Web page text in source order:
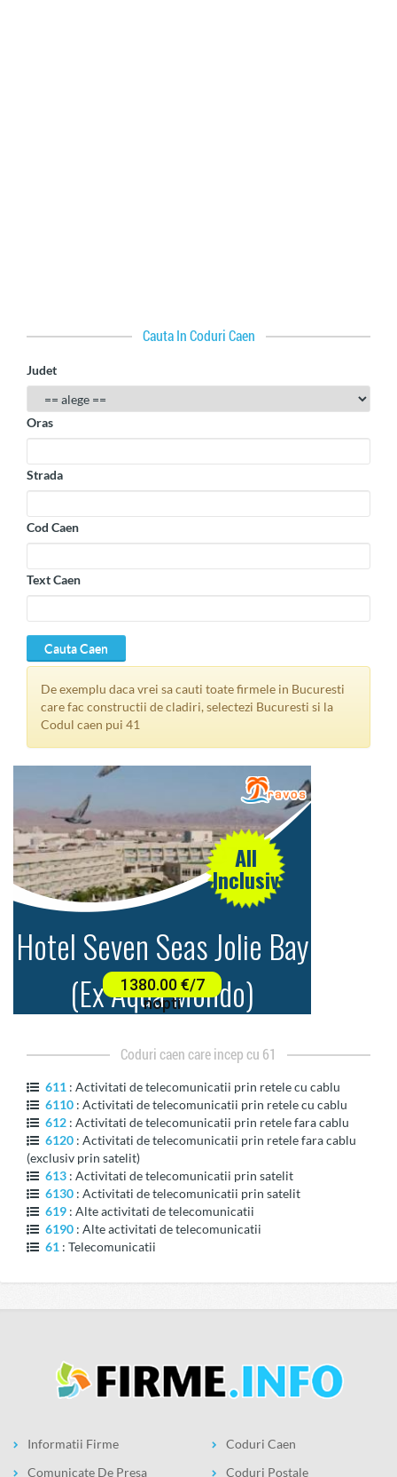
Cauta In Coduri Caen
Judet
Oras
Strada
Cod Caen
Text Caen
Cauta Caen
de exemplu daca vrei sa cauti toate firmele in Bucuresti
care fac constructii de cladiri, selectezi Bucuresti si la
Codul caen pui 41
Coduri caen care incep cu 61
611 : Activitati de telecomunicatii prin retele cu cablu
6110 : Activitati de telecomunicatii prin retele cu cablu
612 : Activitati de telecomunicatii prin retele fara cablu
6120 : Activitati de telecomunicatii prin retele fara cablu
(exclusiv prin satelit)
613 : Activitati de telecomunicatii prin satelit
6130 : Activitati de telecomunicatii prin satelit
619 : Alte activitati de telecomunicatii
6190 : Alte activitati de telecomunicatii
61 : Telecomunicatii
Informatii Firme
Comunicate De Presa
Coduri Caen
Coduri Postale